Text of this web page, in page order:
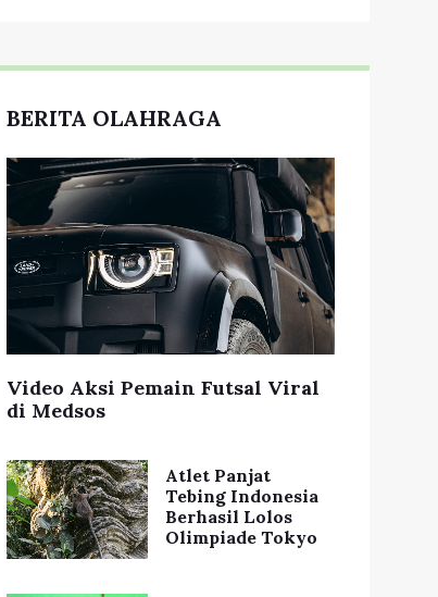
BERITA OLAHRAGA
Video Aksi Pemain Futsal Viral
di Medsos
Atlet Panjat
Tebing Indonesia
Berhasil Lolos
Olimpiade Tokyo